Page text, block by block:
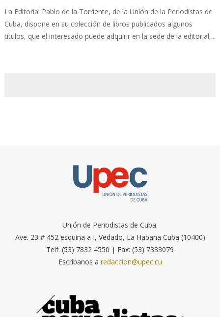
La Editorial Pablo de la Torriente, de la Unión de la Periodistas de
Cuba, dispone en su colección de libros publicados algunos
títulos, que el interesado puede adquirir en la sede de la editorial,...
Unión de Periodistas de Cuba.
Ave. 23 # 452 esquina a I, Vedado, La Habana Cuba (10400)
Telf. (53) 7832 4550 | Fax: (53) 7333079
Escríbanos a redaccion@upec.cu